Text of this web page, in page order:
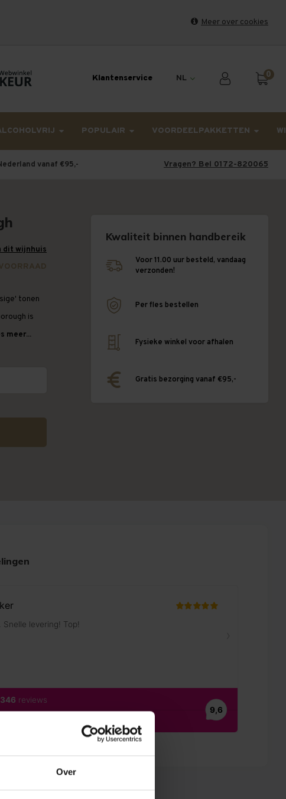
Over
Meer over cookies
weekend en maandag worden dinsdag verzonden.
Klantenservice NL 0
POPULAIR VOORDEELPAKKETTEN
vanaf €95,- Vragen? Bel 0172-820065
dit wijnhuis
tonen
is
meer...
Kwaliteit binnen handbereik
Voor 11.00 uur besteld, vandaag
verzonden!
Per fles bestellen
Fysieke winkel voor afhalen
Gratis bezorging vanaf €95,-